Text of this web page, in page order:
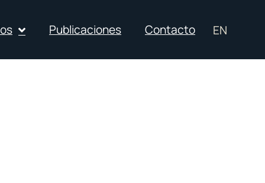
Publicaciones Contacto EN